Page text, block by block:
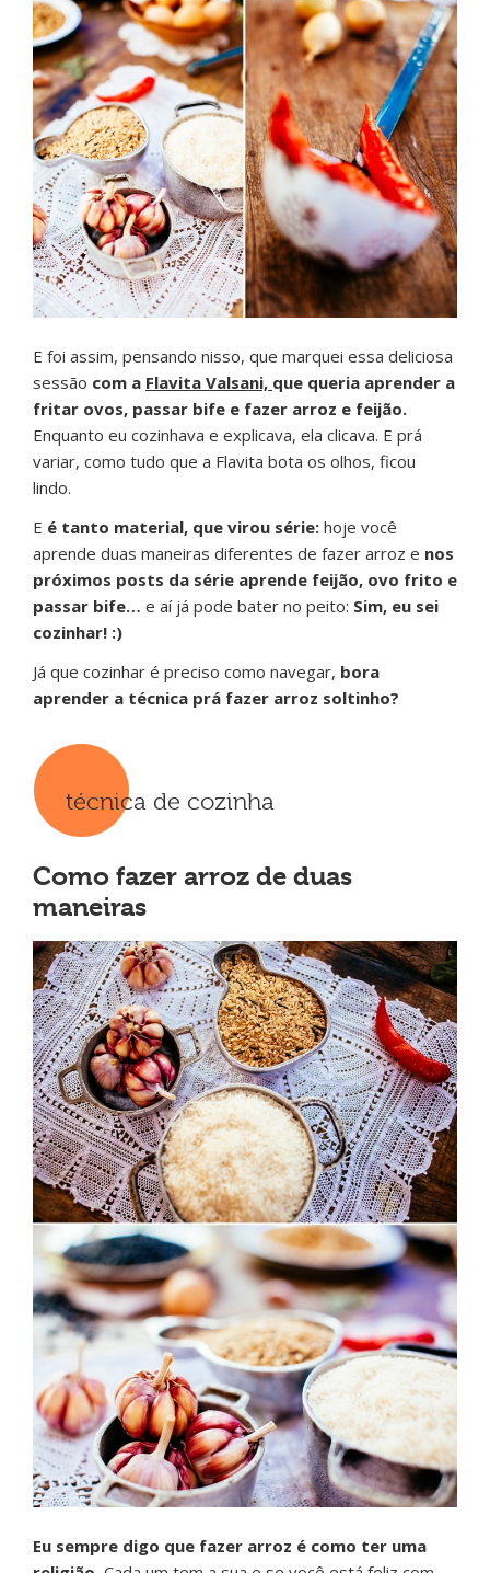
E foi assim, pensando nisso, que marquei essa deliciosa
sessão com a Flavita Valsani, que queria aprender a
fritar ovos, passar bife e fazer arroz e feijão.
Enquanto eu cozinhava e explicava, ela clicava. E prá
variar, como tudo que a Flavita bota os olhos, ficou
lindo.
E é tanto material, que virou série: hoje você
aprende duas maneiras diferentes de fazer arroz e nos
próximos posts da série aprende feijão, ovo frito e
passar bife… e aí já pode bater no peito: Sim, eu sei
cozinhar! :)
Já que cozinhar é preciso como navegar, bora
aprender a técnica prá fazer arroz soltinho?
técnica de cozinha
Como fazer arroz de duas
maneiras
Eu sempre digo que fazer arroz é como ter uma